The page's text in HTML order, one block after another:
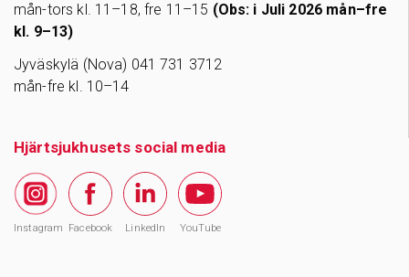
mån-tors kl. 11–18, fre 11–15 (Obs: i Juli 2026 mån–fre
kl. 9–13)
Jyväskylä (Nova) 041 731 3712
mån-fre kl. 10–14
Hjärtsjukhusets social media
Instagram Facebook LinkedIn YouTube